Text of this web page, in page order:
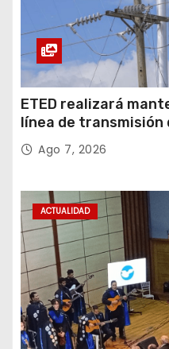
ETED realizará
línea de transmisión
Ago 7, 2026
ACTUALIDAD